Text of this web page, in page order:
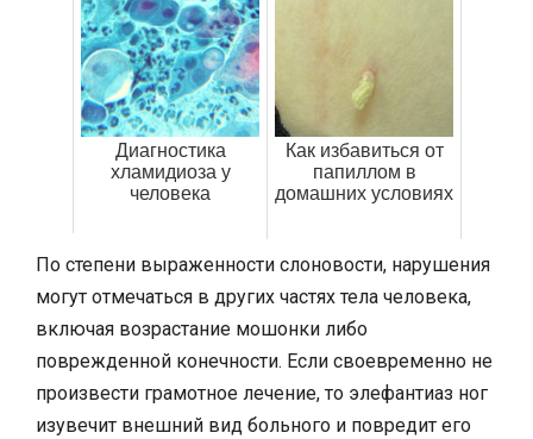
Диагностика
хламидиоза у
человека
Как избавиться от
папиллом в
домашних условиях
По степени выраженности слоновости, нарушения
могут отмечаться в других частях тела человека,
включая возрастание мошонки либо
поврежденной конечности. Если своевременно не
произвести грамотное лечение, то элефантиаз ног
изувечит внешний вид больного и повредит его